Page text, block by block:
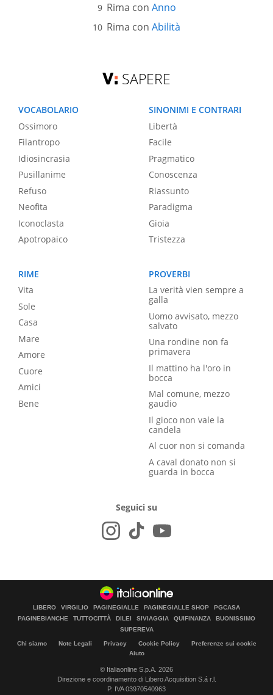
Rima con Anno
Rima con Abilità
SAPERE
VOCABOLARIO
Ossimoro
Filantropo
Idiosincrasia
Pusillanime
Refuso
Neofita
Iconoclasta
Apotropaico
SINONIMI E CONTRARI
Libertà
Facile
Pragmatico
Conoscenza
Riassunto
Paradigma
Gioia
Tristezza
RIME
Vita
Sole
Casa
Mare
Amore
Cuore
Amici
Bene
PROVERBI
La verità vien sempre a
galla
Uomo avvisato, mezzo
salvato
Una rondine non fa
primavera
Il mattino ha l'oro in
bocca
Mal comune, mezzo
gaudio
Il gioco non vale la
candela
Al cuor non si comanda
A caval donato non si
guarda in bocca
Seguici su
LIBERO VIRGILIO PAGINEGIALLE PAGINEGIALLE SHOP
PGCASA
PAGINEBIANCHE
TUTTOCITTÀ DILEI SIVIAGGIA QUIFINANZA
BUONISSIMO
SUPEREVA
Chi siamo Note Legali Privacy Cookie Policy
Preferenze sui cookie
Aiuto
© Italiaonline S.p.A. 2026
Direzione e coordinamento di Libero Acquisition S.á r.l.
P. IVA 03970540963